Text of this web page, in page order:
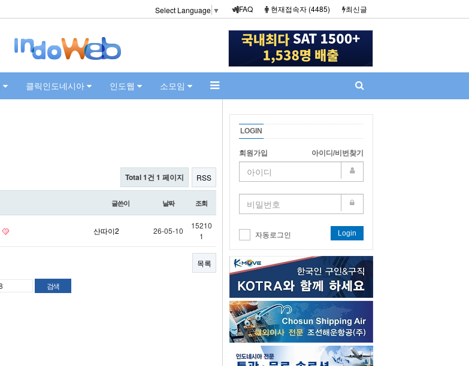
Select Language ▼ FAQ 현재접속자 (4485) 최신글
클릭인도네시아 인도웹 소모임
LOGIN
회원가입 아이디/비번찾기
자동로그인 Login
Total 1건 1 페이지 RSS
글쓴이 날짜 조회
산따이2 26-05-10
15210
1
목록